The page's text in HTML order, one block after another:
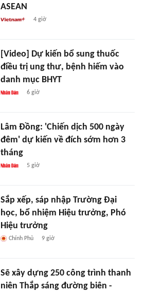
ASEAN
4 giờ
[Video] Dự kiến bổ sung thuốc
điều trị ung thư, bệnh hiếm vào
danh mục BHYT
6 giờ
Lâm Đồng: 'Chiến dịch 500 ngày
đêm' dự kiến về đích sớm hơn 3
tháng
5 giờ
Sắp xếp, sáp nhập Trường Đại
học, bổ nhiệm Hiệu trưởng, Phó
Hiệu trưởng
Chính Phủ 9 giờ
Sẽ xây dựng 250 công trình thanh
niên Thắp sáng đường biên -